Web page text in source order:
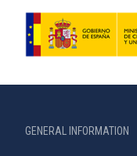
GENERAL INFORMATION